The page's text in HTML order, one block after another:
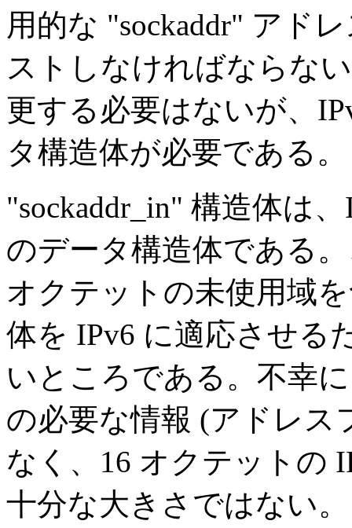
用的な "sockaddr" アド
ストしなければならな
更する必要はないが、
タ構造体が必要である。
"sockaddr_in" 構造体は
のデータ構造体である
オクテットの未使用域
体を IPv6 に適応させる
いところである。不幸
の必要な情報 (アドレス
なく、16 オクテットの
十分な大きさではない